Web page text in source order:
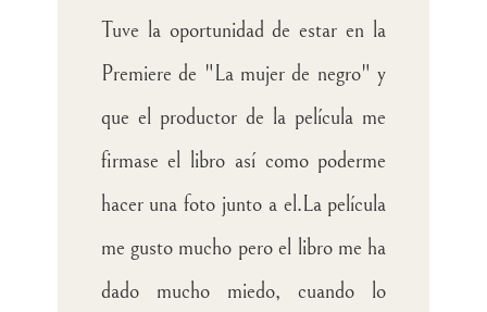
Tuve la oportunidad de estar en la
Premiere de "La mujer de negro" y
que el productor de la película me
firmase el libro así como poderme
hacer una foto junto a el.La película
me gusto mucho pero el libro me ha
dado mucho miedo, cuando lo